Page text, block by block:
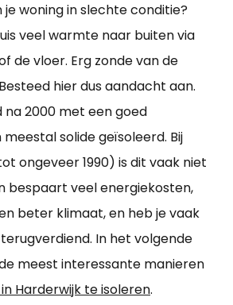
je woning in slechte conditie?
veel warmte naar buiten via
de vloer. Erg zonde van de
hier dus aandacht aan.
na 2000 met een goed
solide geïsoleerd. Bij
ongeveer 1990) is dit vaak niet
bespaart veel energiekosten,
beter klimaat, en heb je vaak
In het volgende
meest interessante manieren
Harderwijk te isoleren.